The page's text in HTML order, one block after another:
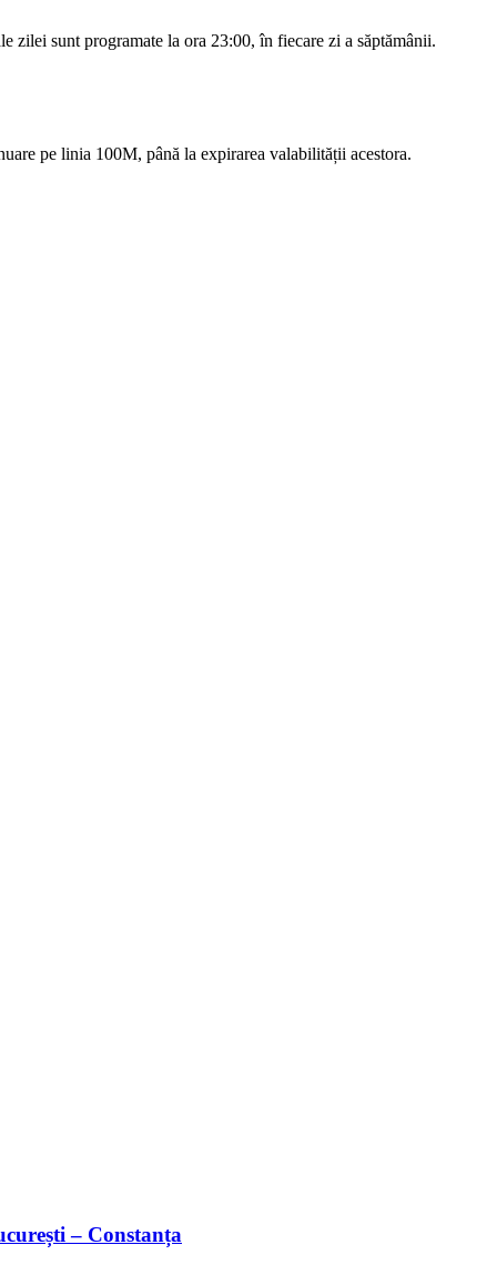
zilei sunt programate la ora 23:00, în fiecare zi a săptămânii.
pe linia 100M, până la expirarea valabilității acestora.
– Constanța